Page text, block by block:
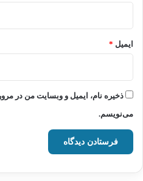
ایمیل *
ذخیره نام، ایمیل و وبسایت من در
می‌نویسم.